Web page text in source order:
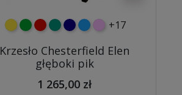
żółtyzielonyczerwony
turkusowy
granatowy
niebieski
różowy
+17
Krzesło Chesterfield Elen
głęboki pik
1 265,00 zł